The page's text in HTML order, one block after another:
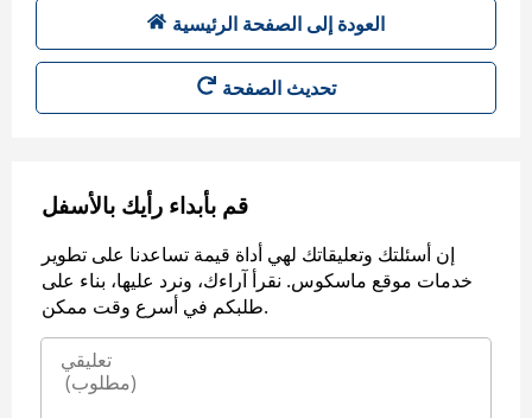
العودة إلى الصفحة الرئيسية
تحديث الصفحة
قم بأبداء رأيك بالأسفل
إن أسئلتك وتعليقاتك لهي أداة قيمة تساعدنا على تطوير
خدمات موقع ماسكوس. نقرأ آراءك، ونرد عليها، بناء على
طلبكم في أسرع وقت ممكن.